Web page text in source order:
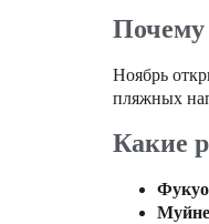
Почему
Ноябрь
пляжных
Какие
Муйне